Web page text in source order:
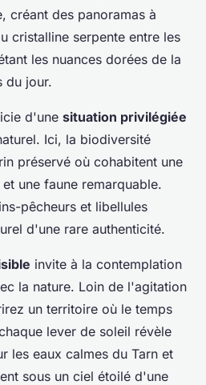
créant des panoramas à
cristalline serpente entre les
les nuances dorées de la
du jour.
d'une situation privilégiée
Ici, la biodiversité
préservé où cohabitent une
une faune remarquable.
pêcheurs et libellules
d'une rare authenticité.
invite à la contemplation
la nature. Loin de l'agitation
un territoire où le temps
lever de soleil révèle
les eaux calmes du Tarn et
sous un ciel étoilé d'une